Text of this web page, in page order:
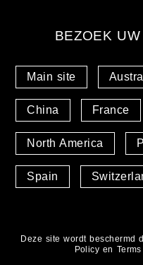
BEZOEK
Main site
China France
North America
Spain
Deze site wordt beschermd
Policy en